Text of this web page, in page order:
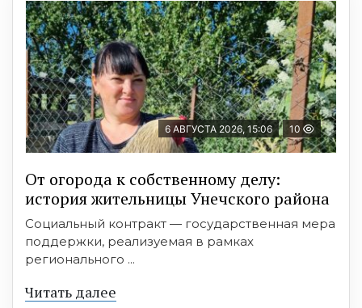
6 АВГУСТА 2026, 15:06 10
От огорода к собственному делу:
история жительницы Унечского района
Социальный контракт — государственная мера
поддержки, реализуемая в рамках
регионального ...
Читать далее